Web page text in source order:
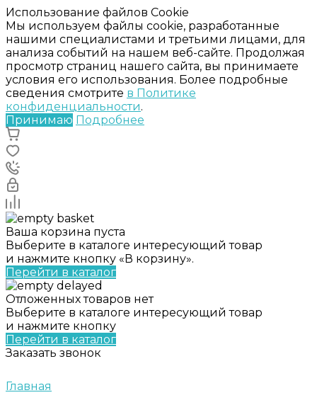
Использование файлов Cookie
Мы используем файлы cookie, разработанные
нашими специалистами и третьими лицами, для
анализа событий на нашем веб-сайте. Продолжая
просмотр страниц нашего сайта, вы принимаете
условия его использования. Более подробные
сведения смотрите в Политике
конфиденциальности.
Принимаю Подробнее
Ваша корзина пуста
Выберите в каталоге интересующий товар
и нажмите кнопку «В корзину».
Перейти в каталог
Отложенных товаров нет
Выберите в каталоге интересующий товар
и нажмите кнопку
Перейти в каталог
Заказать звонок
Главная